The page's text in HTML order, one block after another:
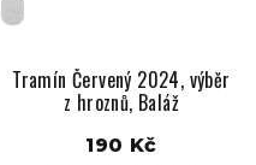
CZ
Tramín Červený 2024, výběr
z hroznů, Baláž
190 Kč